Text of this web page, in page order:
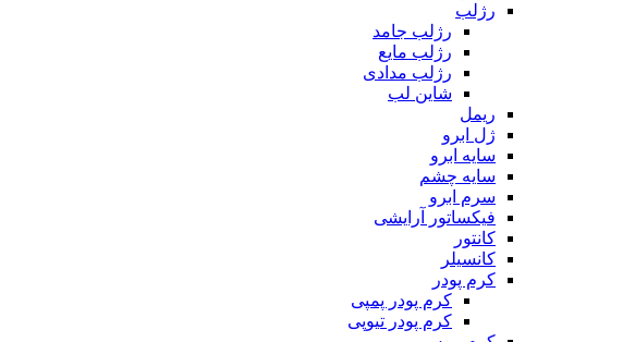
رژلب
رژلب جامد
رژلب مایع
رژلب مدادی
شاین لب
ریمل
ژل ابرو
سایه ابرو
سایه چشم
سرم ابرو
فیکساتور آرایشی
کانتور
کانسیلر
کرم پودر
کرم پودر پمپی
کرم پودر تیوپی